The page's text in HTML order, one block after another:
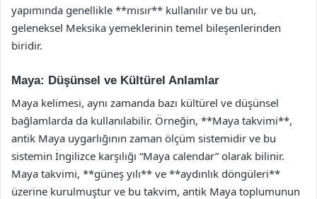
yapımında genellikle **mısır** kullanılır ve bu un,
geleneksel Meksika yemeklerinin temel bileşenlerinden
biridir.
Maya: Düşünsel ve Kültürel Anlamlar
Maya kelimesi, aynı zamanda bazı kültürel ve düşünsel
bağlamlarda da kullanılabilir. Örneğin, **Maya takvimi**,
antik Maya uygarlığının zaman ölçüm sistemidir ve bu
sistemin İngilizce karşılığı “Maya calendar” olarak bilinir.
Maya takvimi, **güneş yılı** ve **aydınlık döngüleri**
üzerine kurulmuştur ve bu takvim, antik Maya toplumunun